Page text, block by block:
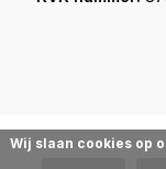
Wij slaan cookies op